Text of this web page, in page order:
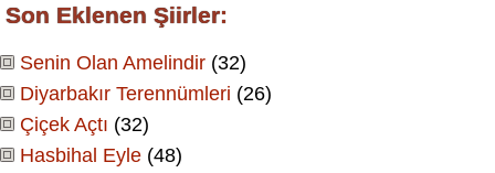
Son Eklenen Şiirler:
Senin Olan Amelindir (32)
Diyarbakır Terennümleri (26)
Çiçek Açtı (32)
Hasbihal Eyle (48)